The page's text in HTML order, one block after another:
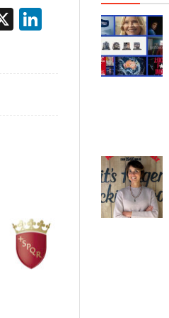
X LinkedIn